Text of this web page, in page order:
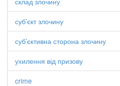
суб’єкт злочину
суб’єктивна сторона злочину
ухилення від призову
crime